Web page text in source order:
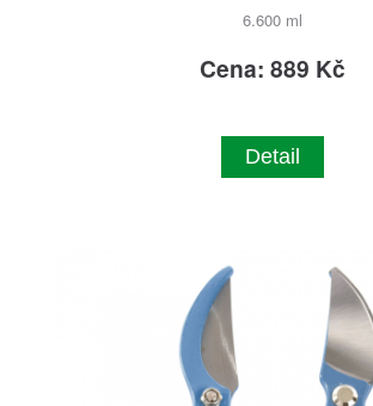
6.600 ml
Cena: 889 Kč
Detail